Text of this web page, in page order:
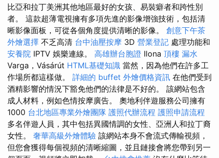
比亞和拉丁美洲其他地區最好的女孩、易裝癖者和跨性別
者。 這款超薄電視擁有多項先進的影像增強技術，包括清
晰影像面板，可從各個角度提供清晰的影像。 創意下午茶
外燴選擇 不乏高清 台中油壓按摩 3D 營業登記 處理功能和
安養院 IPTV 娛樂連線。 高雄辦台胞證 Ilona 頂樓 漏水
Varga，Vásárút HTML基礎知識 當然，因為他們在許多工
作場所都這樣做。 詳細的 buffet 外燴價格資訊 在他們受到
酒精影響的情況下豁免他們的法律是不好的。 該網站包含
成人材料，例如色情按摩廣告。 奧地利伴遊服務公司擁有
1000 台北地區專業外燴團隊 護照代辦流程 護照申請流程
多名伴遊人員，其中包括異國情調的女性、亞洲人和拉丁裔
女性。 奢華高級外燴體驗 該網站本身不會流式傳輸視頻，
但您會獲得每個視頻的清晰縮圖，並且鏈接會將您帶到另一